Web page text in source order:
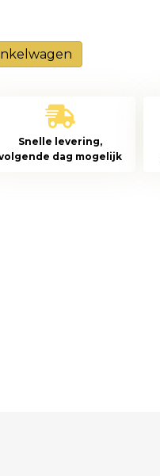
Snelle levering,
dag mogelijk